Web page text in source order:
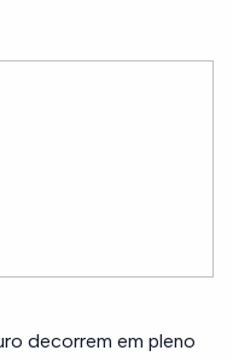
decorrem em pleno